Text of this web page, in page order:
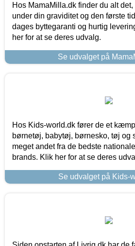
Hos MamaMilla.dk finder du alt
under din graviditet og den første
dages byttegaranti og hurtig
her for at se deres udvalg.
Se udvalget på
Hos Kids-world.dk fører de et
børnetøj, babytøj, børnesko, tøj og
meget andet fra de bedste
brands. Klik her for at se deres
Se udvalget på Kids-